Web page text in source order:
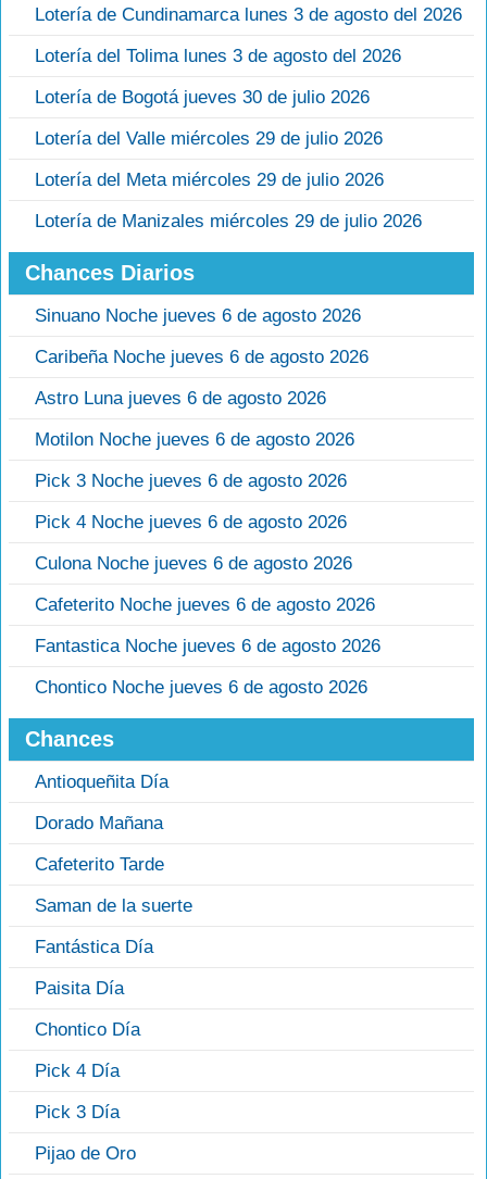
Lotería de Cundinamarca lunes 3 de agosto del 2026
Lotería del Tolima lunes 3 de agosto del 2026
Lotería de Bogotá jueves 30 de julio 2026
Lotería del Valle miércoles 29 de julio 2026
Lotería del Meta miércoles 29 de julio 2026
Lotería de Manizales miércoles 29 de julio 2026
Chances Diarios
Sinuano Noche jueves 6 de agosto 2026
Caribeña Noche jueves 6 de agosto 2026
Astro Luna jueves 6 de agosto 2026
Motilon Noche jueves 6 de agosto 2026
Pick 3 Noche jueves 6 de agosto 2026
Pick 4 Noche jueves 6 de agosto 2026
Culona Noche jueves 6 de agosto 2026
Cafeterito Noche jueves 6 de agosto 2026
Fantastica Noche jueves 6 de agosto 2026
Chontico Noche jueves 6 de agosto 2026
Chances
Antioqueñita Día
Dorado Mañana
Cafeterito Tarde
Saman de la suerte
Fantástica Día
Paisita Día
Chontico Día
Pick 4 Día
Pick 3 Día
Pijao de Oro